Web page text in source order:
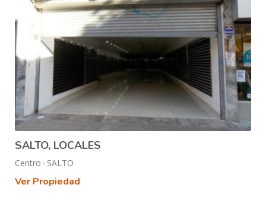
SALTO, LOCALES
Centro SALTO
Ver Propiedad